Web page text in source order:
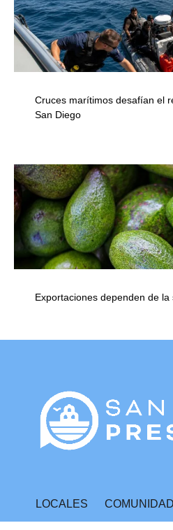
Cruces marítimos desafían el
San Diego
Exportaciones dependen de
LOCALES